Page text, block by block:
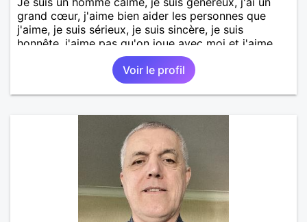
grand cœur, j'aime bien aider les personnes que
j'aime, je suis sérieux, je suis sincère, je suis
honnête, j'aime pas qu'on joue avec moi et j'aime
pas les mensonges. Je cherche une relation
amoureuse et sérieuse.Voir le profil